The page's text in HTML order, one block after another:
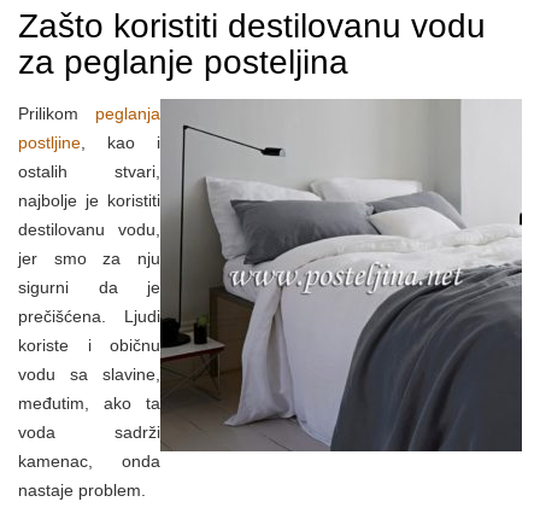
Zašto koristiti destilovanu vodu
za peglanje posteljina
Prilikom peglanja
postljine , kao i
ostalih stvari,
najbolje je koristiti
destilovanu vodu,
jer smo za nju
sigurni da je
prečišćena. Ljudi
koriste i običnu
vodu sa slavine,
međutim, ako ta
voda sadrži
kamenac, onda
nastaje problem.